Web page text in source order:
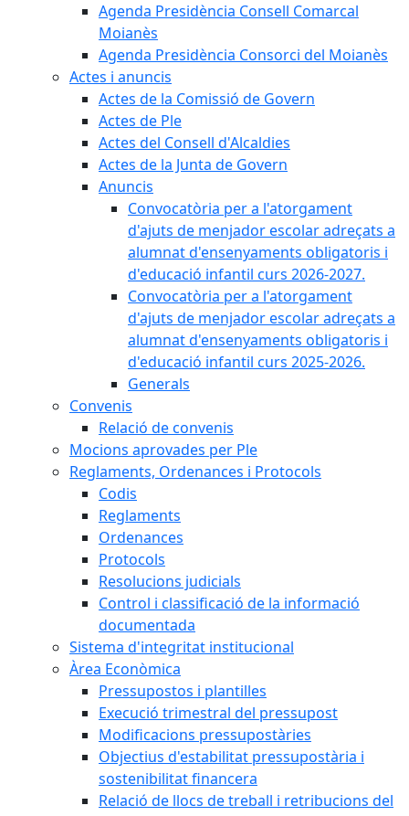
Agenda Presidència Consell Comarcal
Moianès
Agenda Presidència Consorci del Moianès
Actes i anuncis
Actes de la Comissió de Govern
Actes de Ple
Actes del Consell d'Alcaldies
Actes de la Junta de Govern
Anuncis
Convocatòria per a l'atorgament
d'ajuts de menjador escolar adreçats a
alumnat d'ensenyaments obligatoris i
d'educació infantil curs 2026-2027.
Convocatòria per a l'atorgament
d'ajuts de menjador escolar adreçats a
alumnat d'ensenyaments obligatoris i
d'educació infantil curs 2025-2026.
Generals
Convenis
Relació de convenis
Mocions aprovades per Ple
Reglaments, Ordenances i Protocols
Codis
Reglaments
Ordenances
Protocols
Resolucions judicials
Control i classificació de la informació
documentada
Sistema d'integritat institucional
Àrea Econòmica
Pressupostos i plantilles
Execució trimestral del pressupost
Modificacions pressupostàries
Objectius d'estabilitat pressupostària i
sostenibilitat financera
Relació de llocs de treball i retribucions del